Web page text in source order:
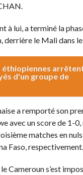
à lui, a terminé la
derrière le Mali dans
éthiopiennes
d'un groupe de
a remporté son
avec un score de 1-0,
matches en
Faso, respectivement.
Cameroun s’est